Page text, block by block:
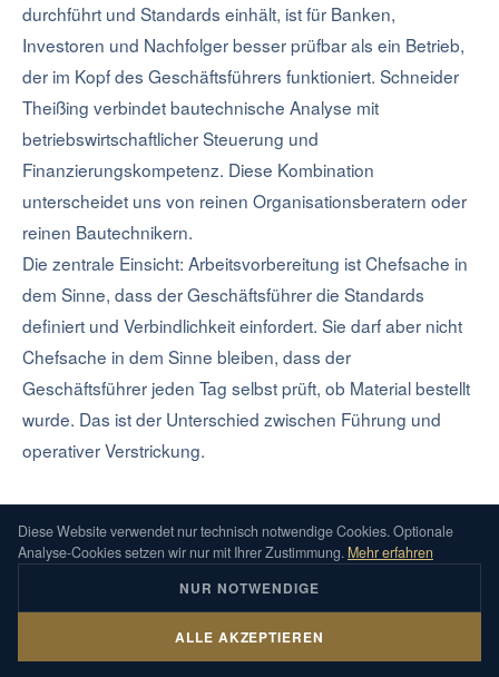
durchführt und Standards einhält, ist für Banken,
Investoren und Nachfolger besser prüfbar als ein Betrieb,
der im Kopf des Geschäftsführers funktioniert. Schneider
Theißing verbindet bautechnische Analyse mit
betriebswirtschaftlicher Steuerung und
Finanzierungskompetenz. Diese Kombination
unterscheidet uns von reinen Organisationsberatern oder
reinen Bautechnikern.
Die zentrale Einsicht: Arbeitsvorbereitung ist Chefsache in
dem Sinne, dass der Geschäftsführer die Standards
definiert und Verbindlichkeit einfordert. Sie darf aber nicht
Chefsache in dem Sinne bleiben, dass der
Geschäftsführer jeden Tag selbst prüft, ob Material bestellt
wurde. Das ist der Unterschied zwischen Führung und
operativer Verstrickung.
Wie gut ist Ihre Arbeitsvorbereitung
Wir analysieren ausgewählte Projekte von der
Kalkulation bis zur Nachkalkulation. Das
Diese Website verwendet nur technisch notwendige Cookies. Optionale
Analyse-Cookies setzen wir nur mit Ihrer Zustimmung. Mehr erfahren
NUR NOTWENDIGE
ALLE AKZEPTIEREN